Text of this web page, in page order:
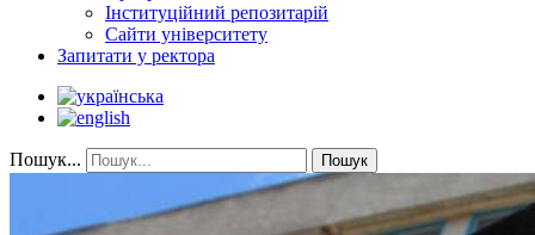
Інституційний репозитарій
Сайти університету
Запитати у ректора
Пошук... Пошук